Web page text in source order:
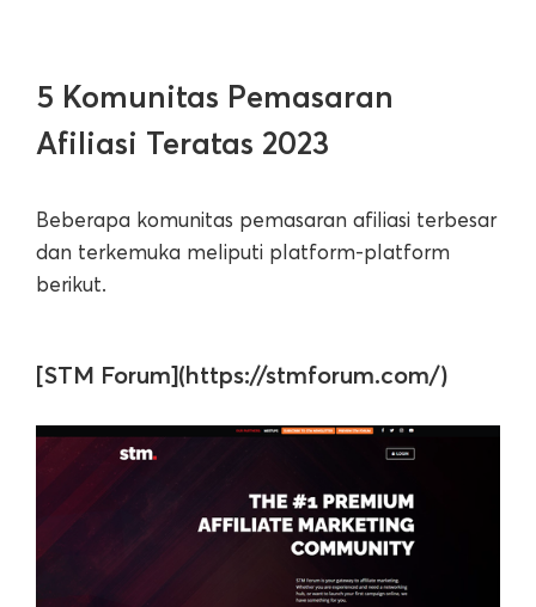
5 Komunitas Pemasaran
Afiliasi Teratas 2023
Beberapa komunitas pemasaran afiliasi terbesar
dan terkemuka meliputi platform-platform
berikut.
[STM Forum](https://stmforum.com/)